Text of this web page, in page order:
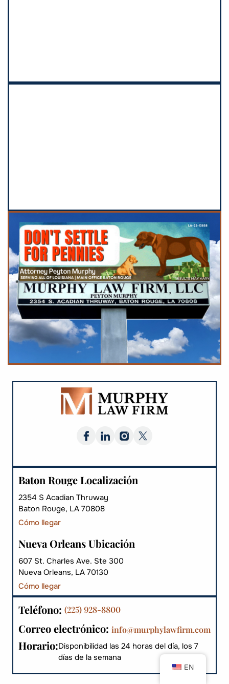
Baton Rouge Localización
2354 S Acadian Thruway
Baton Rouge, LA 70808
Cómo llegar
Nueva Orleans Ubicación
607 St. Charles Ave. Ste 300
Nueva Orleans, LA 70130
Cómo llegar
Teléfono: (225) 928-8800
Correo electrónico: info@murphylawfirm.com
Horario:Disponibilidad las 24 horas del día, los 7
días de la semana
EN